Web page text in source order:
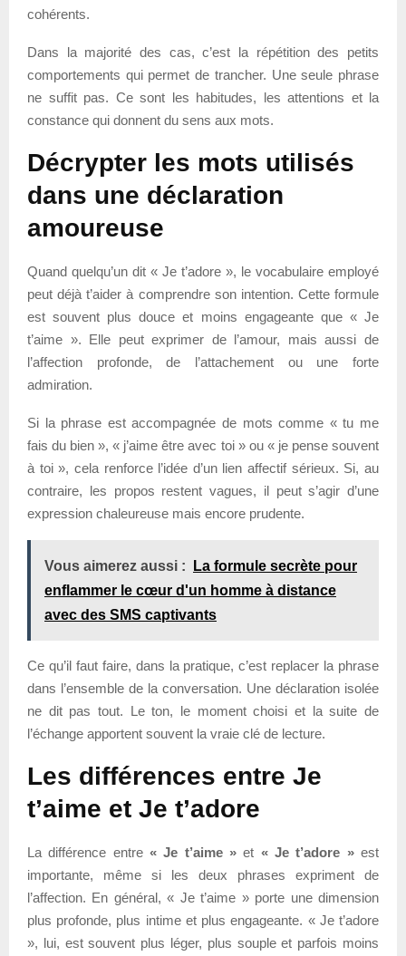
cohérents.
Dans la majorité des cas, c’est la répétition des petits
comportements qui permet de trancher. Une seule phrase
ne suffit pas. Ce sont les habitudes, les attentions et la
constance qui donnent du sens aux mots.
Décrypter les mots utilisés
dans une déclaration
amoureuse
Quand quelqu’un dit « Je t’adore », le vocabulaire employé
peut déjà t’aider à comprendre son intention. Cette formule
est souvent plus douce et moins engageante que « Je
t’aime ». Elle peut exprimer de l’amour, mais aussi de
l’affection profonde, de l’attachement ou une forte
admiration.
Si la phrase est accompagnée de mots comme « tu me
fais du bien », « j’aime être avec toi » ou « je pense souvent
à toi », cela renforce l’idée d’un lien affectif sérieux. Si, au
contraire, les propos restent vagues, il peut s’agir d’une
expression chaleureuse mais encore prudente.
Vous aimerez aussi :
La formule secrète pour
enflammer le cœur d'un homme à distance
avec des SMS captivants
Ce qu’il faut faire, dans la pratique, c’est replacer la phrase
dans l’ensemble de la conversation. Une déclaration isolée
ne dit pas tout. Le ton, le moment choisi et la suite de
l’échange apportent souvent la vraie clé de lecture.
Les différences entre Je
t’aime et Je t’adore
La différence entre « Je t’aime » et « Je t’adore »est
importante, même si les deux phrases expriment de
l’affection. En général, « Je t’aime » porte une dimension
plus profonde, plus intime et plus engageante. « Je t’adore
», lui, est souvent plus léger, plus souple et parfois moins